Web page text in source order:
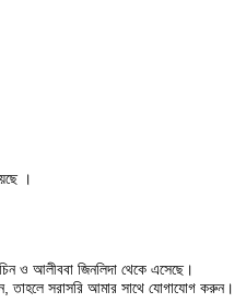
।
ও আলীববা জিনলিদা থেকে এসেছে।
তাহলে সরাসরি আমার সাথে যোগাযোগ করুন।